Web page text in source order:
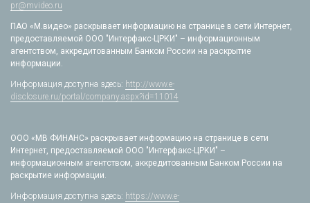
pr@mvideo.ru
ПАО «М.видео» раскрывает информацию на странице в сети Интернет,
предоставляемой ООО "Интерфакс-ЦРКИ" – информационным
агентством, аккредитованным Банком России на раскрытие
информации.
Информация доступна здесь: http://www.e-
disclosure.ru/portal/company.aspx?id=11014
ООО «МВ ФИНАНС» раскрывает информацию на странице в сети
Интернет, предоставляемой ООО "Интерфакс-ЦРКИ" –
информационным агентством, аккредитованным Банком России на
раскрытие информации.
Информация доступна здесь: https://www.e-